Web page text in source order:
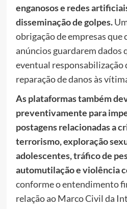
enganosos e redes
disseminação de golpes.
obrigação de empresas que
anúncios guardarem dados
eventual responsabilização
reparação de danos às
As plataformas também
preventivamente para
postagens relacionadas a
terrorismo, exploração
adolescentes, tráfico de
automutilação e violência
conforme o entendimento
relação ao Marco Civil da